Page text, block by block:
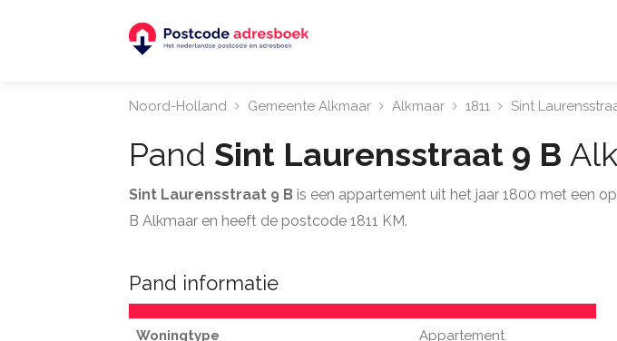
Noord-Holland Gemeente Alkmaar Alkmaar 1811 Sint
Pand Sint Laurensstraat 9 B
Sint Laurensstraat 9 B is een appartement uit het jaar 1800 met een
B Alkmaar en heeft de postcode 1811 KM.
Pand informatie
Woningtype Appartement